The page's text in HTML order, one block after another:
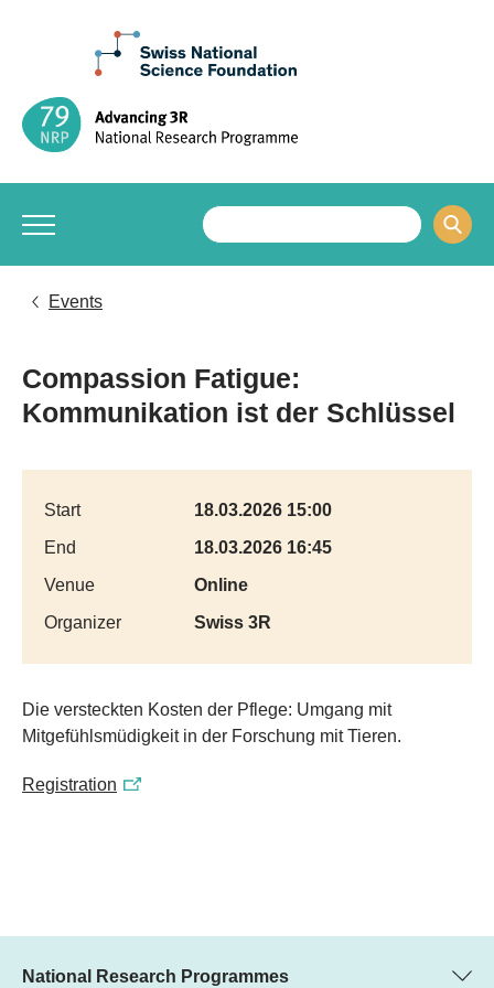
Events
Compassion Fatigue:
Kommunikation ist der Schlüssel
Start
18.03.2026 15:00
End
18.03.2026 16:45
Venue
Online
Organizer
Swiss 3R
Die versteckten Kosten der Pflege: Umgang mit
Mitgefühlsmüdigkeit in der Forschung mit Tieren.
Registration
National Research Programmes